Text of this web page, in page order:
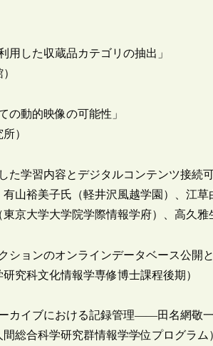
用した収蔵品カテゴリの抽出」
の動的映像の可能性」
）
た学習内容とデジタルコンテンツ接続
山裕美子氏（軽井沢風越学園）、江
京大学大学院学際情報学府）、高久雅
ションのオンラインデータベース公開
究科文化情報学専修博士課程後期）
カイブにおける記録管理――田名網敬
総合科学研究群情報学学位プログラム